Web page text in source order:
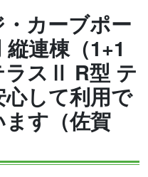
カーブポー
連棟（1+1
ラスⅡ R型 テ
して利用で
す（佐賀